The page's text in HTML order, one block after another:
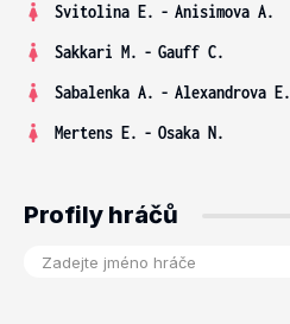
Svitolina E. - Anisimova A.
Sakkari M. - Gauff C.
Sabalenka A. - Alexandrova E.
Mertens E. - Osaka N.
Profily hráčů